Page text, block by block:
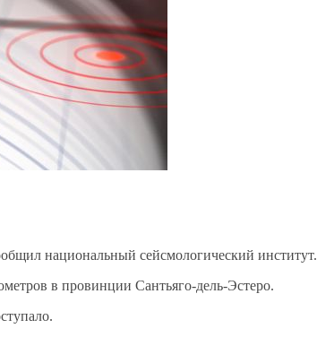
национальный сейсмологический институт.
в провинции Сантьяго-дель-Эстеро.